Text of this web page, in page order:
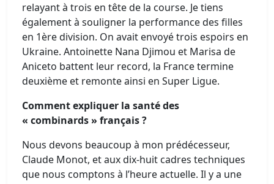
relayant à trois en tête de la course. Je tiens
également à souligner la performance des filles
en 1ère division. On avait envoyé trois espoirs en
Ukraine. Antoinette Nana Djimou et Marisa de
Aniceto battent leur record, la France termine
deuxième et remonte ainsi en Super Ligue.
Comment expliquer la santé des
« combinards » français ?
Nous devons beaucoup à mon prédécesseur,
Claude Monot, et aux dix-huit cadres techniques
que nous comptons à l’heure actuelle. Il y a une